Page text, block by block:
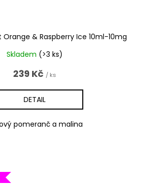
Orange & Raspberry Ice 10ml-10mg
Skladem (>3 ks)
239 Kč / ks
DETAIL
pomeranč a malina